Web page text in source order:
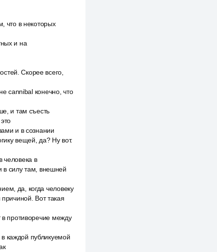
что в некоторых
и на
Скорее всего,
cannibal конечно, что
и там съесть
и в сознании
вещей, да? Ну вот.
человека в
в силу там, внешней
да, когда человеку
Вот такая
в противоречие между
каждой публикуемой